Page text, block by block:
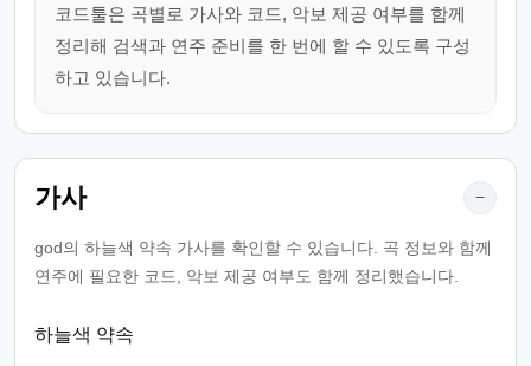
코드툴은 곡별로 가사와 코드, 악보 제공 여부를 함께
정리해 검색과 연주 준비를 한 번에 할 수 있도록 구성
하고 있습니다.
가사 −
god의 하늘색 약속 가사를 확인할 수 있습니다. 곡 정보와 함께
연주에 필요한 코드, 악보 제공 여부도 함께 정리했습니다.
하늘색 약속